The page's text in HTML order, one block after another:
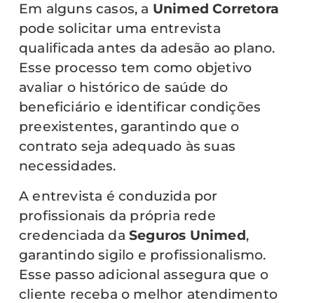
Em alguns casos, a Unimed Corretora
pode solicitar uma entrevista
qualificada antes da adesão ao plano.
Esse processo tem como objetivo
avaliar o histórico de saúde do
beneficiário e identificar condições
preexistentes, garantindo que o
contrato seja adequado às suas
necessidades.
A entrevista é conduzida por
profissionais da própria rede
credenciada da Seguros Unimed,
garantindo sigilo e profissionalismo.
Esse passo adicional assegura que o
cliente receba o melhor atendimento